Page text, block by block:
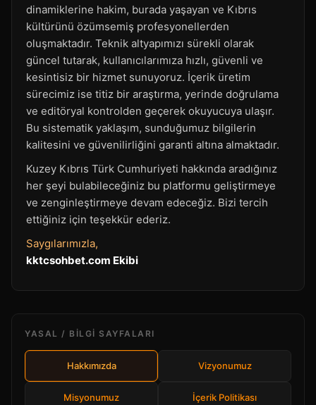
dinamiklerine hakim, burada yaşayan ve Kıbrıs
kültürünü özümsemiş profesyonellerden
oluşmaktadır. Teknik altyapımızı sürekli olarak
güncel tutarak, kullanıcılarımıza hızlı, güvenli ve
kesintisiz bir hizmet sunuyoruz. İçerik üretim
sürecimiz ise titiz bir araştırma, yerinde doğrulama
ve editöryal kontrolden geçerek okuyucuya ulaşır.
Bu sistematik yaklaşım, sunduğumuz bilgilerin
kalitesini ve güvenilirliğini garanti altına almaktadır.
Kuzey Kıbrıs Türk Cumhuriyeti hakkında aradığınız
her şeyi bulabileceğiniz bu platformu geliştirmeye
ve zenginleştirmeye devam edeceğiz. Bizi tercih
ettiğiniz için teşekkür ederiz.
Saygılarımızla,
kktcsohbet.com Ekibi
YASAL / BILGI SAYFALARI
Hakkımızda Vizyonumuz
Misyonumuz İçerik Politikası